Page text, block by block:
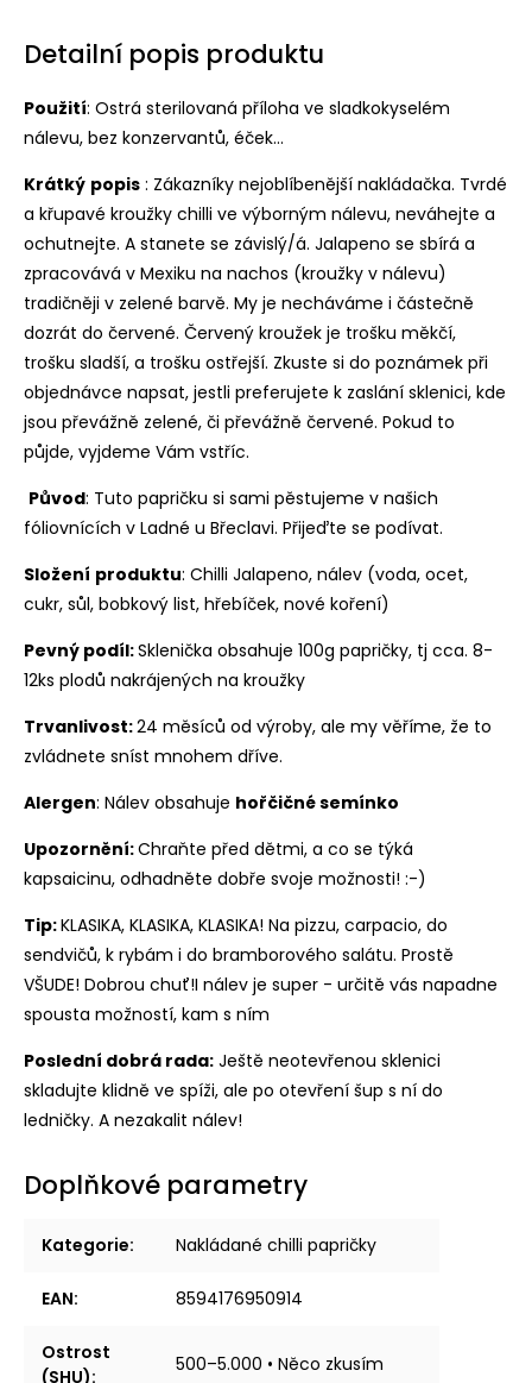
Detailní popis produktu
Použití: Ostrá sterilovaná příloha ve sladkokyselém
nálevu, bez konzervantů, éček...
Krátký popis : Zákazníky nejoblíbenější nakládačka. Tvrdé
a křupavé kroužky chilli ve výborným nálevu, neváhejte a
ochutnejte. A stanete se závislý/á. Jalapeno se sbírá a
zpracovává v Mexiku na nachos (kroužky v nálevu)
tradičněji v zelené barvě. My je necháváme i částečně
dozrát do červené. Červený kroužek je trošku měkčí,
trošku sladší, a trošku ostřejší. Zkuste si do poznámek při
objednávce napsat, jestli preferujete k zaslání sklenici, kde
jsou převážně zelené, či převážně červené. Pokud to
půjde, vyjdeme Vám vstříc.
Původ: Tuto papričku si sami pěstujeme v našich
fóliovnících v Ladné u Břeclavi. Přijeďte se podívat.
Složení produktu: Chilli Jalapeno, nálev (voda, ocet,
cukr, sůl, bobkový list, hřebíček, nové koření)
Pevný podíl:Sklenička obsahuje 100g papričky, tj cca. 8-
12ks plodů nakrájených na kroužky
Trvanlivost:24 měsíců od výroby, ale my věříme, že to
zvládnete sníst mnohem dříve.
Alergen: Nálev obsahuje hořčičné semínko
Upozornění:Chraňte před dětmi, a co se týká
kapsaicinu, odhadněte dobře svoje možnosti! :-)
Tip:KLASIKA, KLASIKA, KLASIKA! Na pizzu, carpacio, do
sendvičů, k rybám i do bramborového salátu. Prostě
VŠUDE! Dobrou chuť!I nálev je super - určitě vás napadne
spousta možností, kam s ním
Poslední dobrá rada: Ještě neotevřenou sklenici
skladujte klidně ve spíži, ale po otevření šup s ní do
ledničky. A nezakalit nálev!
Doplňkové parametry
Kategorie: Nakládané chilli papričky
EAN: 8594176950914
Ostrost
(SHU):
500–5.000 • Něco zkusím